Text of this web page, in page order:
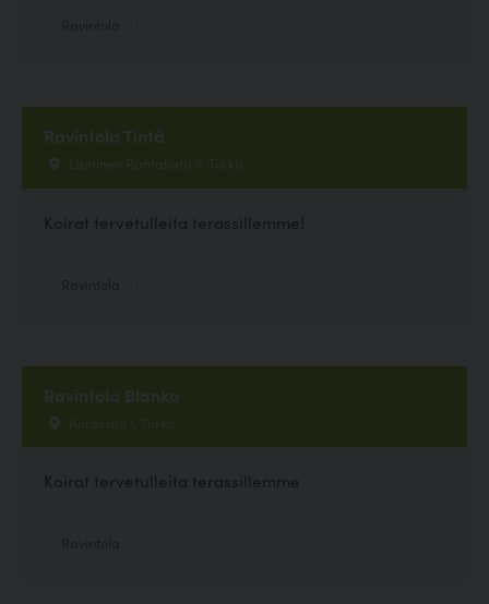
Ravintola Tintå
Läntinen Rantakatu 9, Turku
Koirat tervetulleita terassillemme!
Ravintola Blanko
Aurakatu 1, Turku
Koirat tervetulleita terassillemme